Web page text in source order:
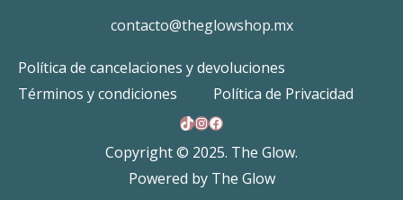
contacto@theglowshop.mx
Política de cancelaciones y devoluciones
Términos y condiciones
Política de Privacidad
TikTok
Instagram
Facebook
Copyright © 2025. The Glow.
Powered by The Glow